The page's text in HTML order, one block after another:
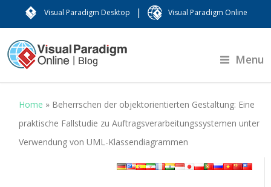
Visual Paradigm Desktop | Visual Paradigm Online
Menu
Home » Beherrschen der objektorientierten Gestaltung: Eine
praktische Fallstudie zu Auftragsverarbeitungssystemen unter
Verwendung von UML-Klassendiagrammen